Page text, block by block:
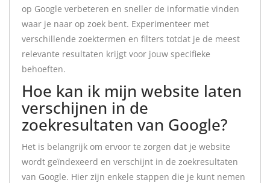
op Google verbeteren en sneller de informatie vinden
waar je naar op zoek bent. Experimenteer met
verschillende zoektermen en filters totdat je de meest
relevante resultaten krijgt voor jouw specifieke
behoeften.
Hoe kan ik mijn website laten
verschijnen in de
zoekresultaten van Google?
Het is belangrijk om ervoor te zorgen dat je website
wordt geïndexeerd en verschijnt in de zoekresultaten
van Google. Hier zijn enkele stappen die je kunt nemen